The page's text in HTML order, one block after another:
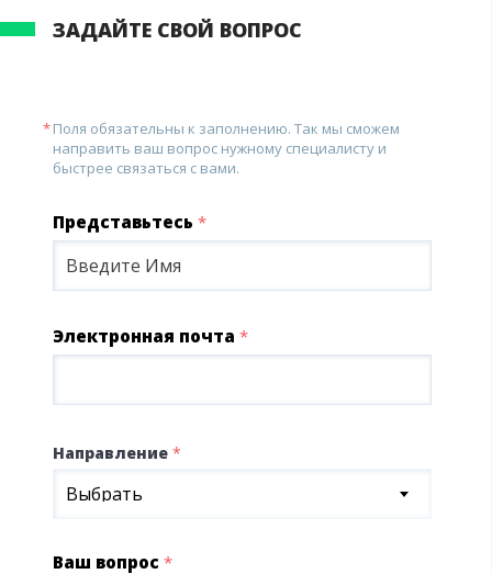
ЗАДАЙТЕ СВОЙ ВОПРОС
Поля обязательны к заполнению. Так мы сможем
направить ваш вопрос нужному специалисту и
быстрее связаться с вами.
Представьтесь *
Электронная почта *
Направление *
Выбрать
Ваш вопрос *